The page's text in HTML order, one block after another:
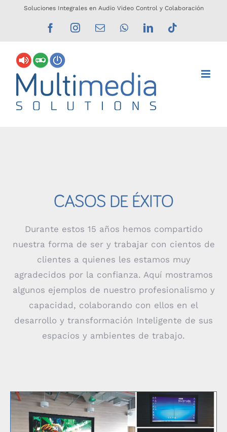
SaltarSoluciones Integrales en Audio Video Control y Colaboración
FacebookInstagramCorreoWhatsApp
LinkedInTiktok
CASOS DE ÉXITO
Durante estos 15 años hemos compartido
nuestra forma de ser y trabajar con cientos de
clientes a quienes les estamos muy
agradecidos por la confianza. Aquí mostramos
algunos ejemplos de nuestro profesionalismo y
capacidad, colaborando con ellos en el
desarrollo y transformación Inteligente de sus
espacios y ambientes de trabajo.